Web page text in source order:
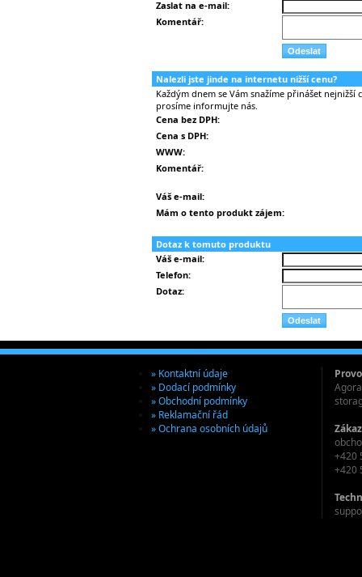
Zaslat na e-mail:
Komentář:
Nalezli jste jinde na internetu nižší cenu?
Každým dnem se Vám snažíme přinášet
prosíme informujte nás.
Cena bez DPH:
Cena s DPH:
WWW:
Komentář:
Váš e-mail:
Mám o tento produkt zájem:
Dotaz k tomuto produktu
Váš e-mail:
Telefon:
Dotaz:
+420
+420
» Kontaktní údaje
» Dodací podmínky
» Obchodní podmínky
» Reklamační řád
» Ochrana osobních údajů